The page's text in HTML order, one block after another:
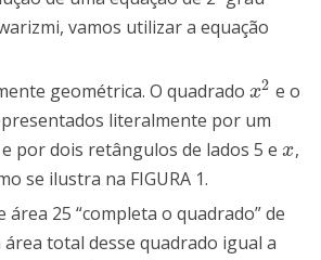
vamos utilizar a equação
geométrica. O quadrado x2
x2 e o
literalmente por um
e por dois retângulos de lados 5 ex
x ,
se ilustra na FIGURA 1.
área 25 “completa o quadrado” de
área total desse quadrado igual a